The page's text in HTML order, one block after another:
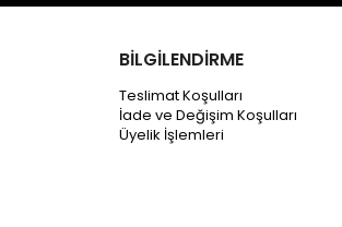
BİLGİLENDİRME
Teslimat Koşulları
İade ve Değişim Koşulları
Üyelik İşlemleri